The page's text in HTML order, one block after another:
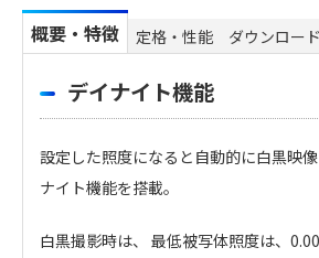
概要・特徴 定格・性能 ダウンロード
デイナイト機能
設定した照度になると自動的に白黒映
ナイト機能を搭載。
白黒撮影時は、 最低被写体照度は、